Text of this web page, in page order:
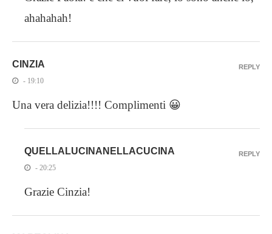
ahahahah!
CINZIA
- 19:10
Una vera delizia!!!! Complimenti 😀
REPLY
QUELLALUCINANELLACUCINA
- 20:25
Grazie Cinzia!
REPLY